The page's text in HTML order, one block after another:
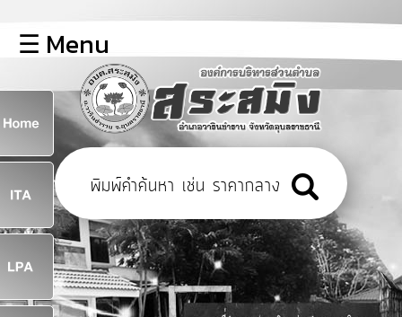
หลัก
ข้อมูล
พื้น
ฐาน
บุคลากร
ข่าว
ประชาสัมพันธ์
การ
☰ Menu